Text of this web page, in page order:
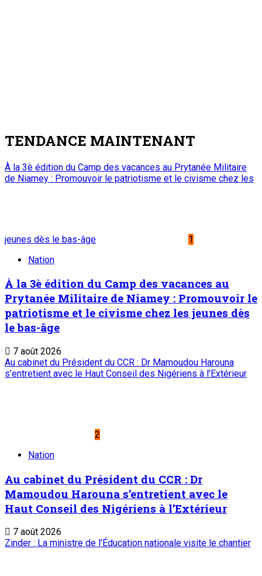
TENDANCE MAINTENANT
À la 3è édition du Camp des vacances au Prytanée Militaire
de Niamey : Promouvoir le patriotisme et le civisme chez les
jeunes dès le bas-âge
1
Nation
À la 3è édition du Camp des vacances au
Prytanée Militaire de Niamey : Promouvoir le
patriotisme et le civisme chez les jeunes dès
le bas-âge
7 août 2026
Au cabinet du Président du CCR : Dr Mamoudou Harouna
s’entretient avec le Haut Conseil des Nigériens à l’Extérieur
2
Nation
Au cabinet du Président du CCR : Dr
Mamoudou Harouna s’entretient avec le
Haut Conseil des Nigériens à l’Extérieur
7 août 2026
Zinder : La ministre de l’Éducation nationale visite le chantier